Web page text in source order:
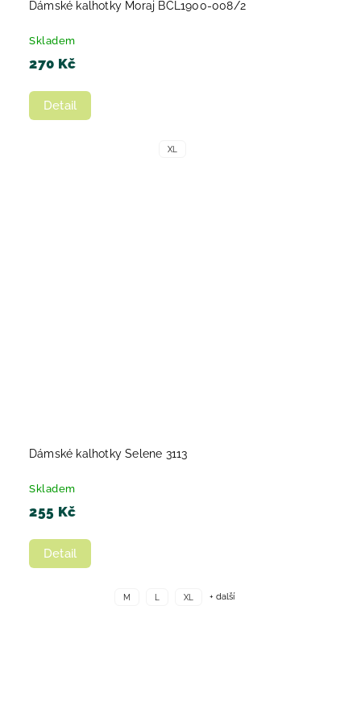
Dámské kalhotky Moraj BCL1900-008/2
Skladem
270 Kč
Detail
XL
Dámské kalhotky Selene 3113
Skladem
255 Kč
Detail
M L XL + další